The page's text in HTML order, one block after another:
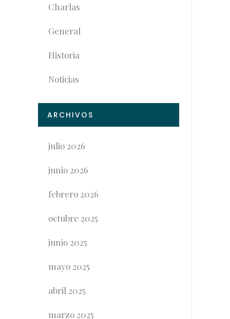
Charlas
General
Historia
Noticias
ARCHIVOS
julio 2026
junio 2026
febrero 2026
octubre 2025
junio 2025
mayo 2025
abril 2025
marzo 2025